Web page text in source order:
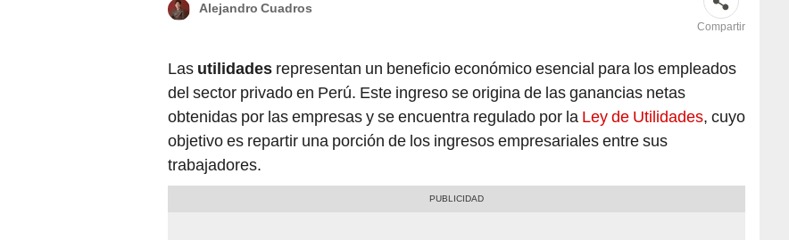
Alejandro Cuadros
Compartir
Las utilidades representan un beneficio económico esencial para los empleados
del sector privado en Perú. Este ingreso se origina de las ganancias netas
obtenidas por las empresas y se encuentra regulado por la Ley de Utilidades, cuyo
objetivo es repartir una porción de los ingresos empresariales entre sus
trabajadores.